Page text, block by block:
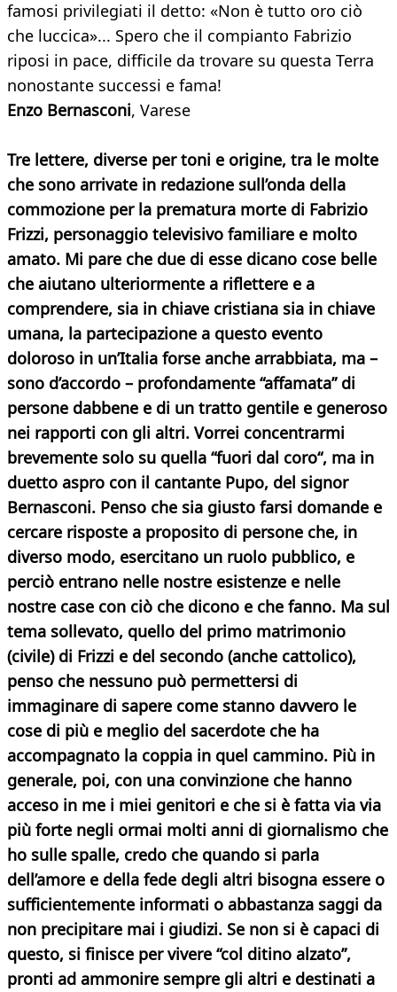
famosi privilegiati il detto: «Non è tutto oro ciò
che luccica»... Spero che il compianto Fabrizio
riposi in pace, difficile da trovare su questa Terra
nonostante successi e fama!
Enzo Bernasconi, Varese
Tre lettere, diverse per toni e origine, tra le molte
che sono arrivate in redazione sull’onda della
commozione per la prematura morte di Fabrizio
Frizzi, personaggio televisivo familiare e molto
amato. Mi pare che due di esse dicano cose belle
che aiutano ulteriormente a riflettere e a
comprendere, sia in chiave cristiana sia in chiave
umana, la partecipazione a questo evento
doloroso in un’Italia forse anche arrabbiata, ma –
sono d’accordo – profondamente “affamata” di
persone dabbene e di un tratto gentile e generoso
nei rapporti con gli altri. Vorrei concentrarmi
brevemente solo su quella “fuori dal coro“, ma in
duetto aspro con il cantante Pupo, del signor
Bernasconi. Penso che sia giusto farsi domande e
cercare risposte a proposito di persone che, in
diverso modo, esercitano un ruolo pubblico, e
perciò entrano nelle nostre esistenze e nelle
nostre case con ciò che dicono e che fanno. Ma sul
tema sollevato, quello del primo matrimonio
(civile) di Frizzi e del secondo (anche cattolico),
penso che nessuno può permettersi di
immaginare di sapere come stanno davvero le
cose di più e meglio del sacerdote che ha
accompagnato la coppia in quel cammino. Più in
generale, poi, con una convinzione che hanno
acceso in me i miei genitori e che si è fatta via via
più forte negli ormai molti anni di giornalismo che
ho sulle spalle, credo che quando si parla
dell’amore e della fede degli altri bisogna essere o
sufficientemente informati o abbastanza saggi da
non precipitare mai i giudizi. Se non si è capaci di
questo, si finisce per vivere “col ditino alzato”,
pronti ad ammonire sempre gli altri e destinati a